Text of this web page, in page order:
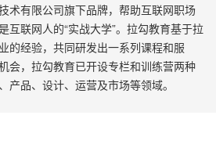
术有限公司旗下品牌，帮助互联网职场
互联网人的“实战大学”。拉勾教育基于拉
的经验，共同研发出一系列课程和服
会，拉勾教育已开设专栏和训练营两种
产品、设计、运营及市场等领域。